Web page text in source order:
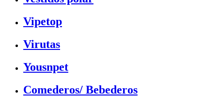
Vipetop
Virutas
Yousnpet
Comederos/ Bebederos